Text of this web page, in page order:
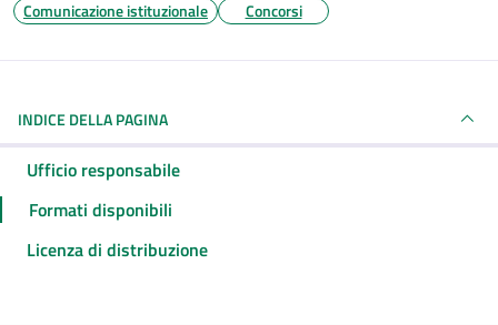
Comunicazione istituzionale Concorsi
INDICE DELLA PAGINA
Ufficio responsabile
Formati disponibili
Licenza di distribuzione